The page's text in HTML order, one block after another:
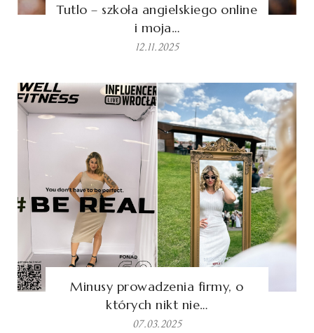
Tutlo – szkoła angielskiego online
i moja…
12.11.2025
Minusy prowadzenia firmy, o
których nikt nie…
07.03.2025